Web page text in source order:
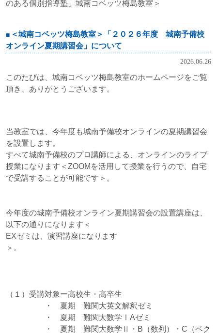
のある個別指導塾」城南コベッツ梅島教室＞
＜城南コベッツ梅島教室＞「２０２６年度 城南予備校
オンライン夏期講習会」について
2026.06.26
このたびは、城南コベッツ梅島教室のホームページをご覧
頂き、ありがとうございます。
当教室では、今年度も城南予備校オンラインの夏期講習会
を設置します。
すべて城南予備校のプロ講師による、オンラインのライブ
授業になります＜ZOOMを活用して授業を行うので、自宅
で受講することが可能です＞。
今年度の城南予備校オンライン夏期講習会の設置講座は、
以下の通りになります＜
EXゼミは、演習講座になります
＞。
（１）受講対象ー高校生・高卒生
・ 夏期 難関大英文解釈ゼミ
・ 夏期 難関大数学ⅠAゼミ
・ 夏期 難関大数学Ⅱ・B（数列）・C（ベク